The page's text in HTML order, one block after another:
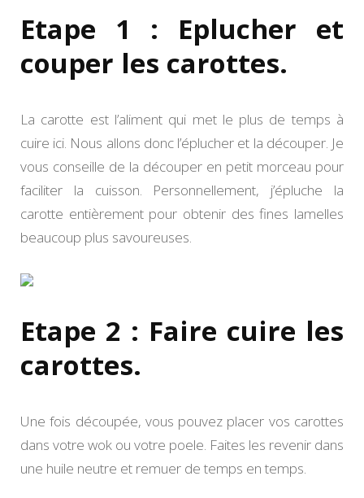
Etape 1 : Eplucher et
couper les carottes.
La carotte est l’aliment qui met le plus de temps à
cuire ici. Nous allons donc l’éplucher et la découper. Je
vous conseille de la découper en petit morceau pour
faciliter la cuisson. Personnellement, j’épluche la
carotte entièrement pour obtenir des fines lamelles
beaucoup plus savoureuses.
Etape 2 : Faire cuire les
carottes.
Une fois découpée, vous pouvez placer vos carottes
dans votre wok ou votre poele. Faites les revenir dans
une huile neutre et remuer de temps en temps.